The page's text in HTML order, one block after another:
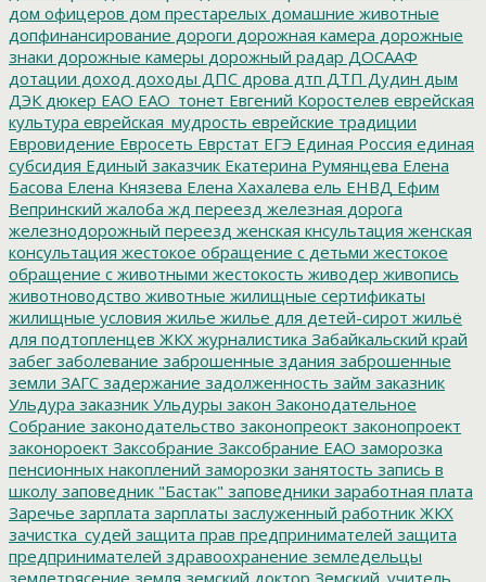
дом офицеров дом престарелых домашние животные
допфинансирование дороги дорожная камера дорожные
знаки дорожные камеры дорожный радар ДОСААФ
дотации доход доходы ДПС дрова дтп ДТП Дудин дым
ДЭКдюкер ЕАО ЕАО_тонет Евгений Коростелев еврейская
культура еврейская_мудрость еврейские традиции
Евровидение Евросеть Еврстат ЕГЭ Единая Россия единая
субсидия Единый заказчик Екатерина Румянцева Елена
Басова Елена Князева Елена Хахалева ель ЕНВД Ефим
Вепринский жалоба жд переезд железная дорога
железнодорожный переезд женская кнсультация женская
консультация жестокое обращение с детьми жестокое
обращение с животными жестокость живодер живопись
животноводство животные жилищные сертификаты
жилищные условия жилье жилье для детей-сирот жильё
для подтопленцев ЖКХ журналистика Забайкальский край
забег заболевание заброшенные здания заброшенные
земли ЗАГС задержание задолженность займ заказник
Ульдура заказник Ульдуры закон Законодательное
Собрание законодательство законопреокт законопроект
законороект Заксобрание Заксобрание ЕАО заморозка
пенсионных накоплений заморозки занятость запись в
школу заповедник "Бастак" заповедники заработная плата
Заречье зарплата зарплаты заслуженный работник ЖКХ
зачистка_судей защита прав предпринимателей защита
предпринимателей здравоохранение земледельцы